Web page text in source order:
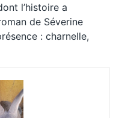
l’histoire a
de Séverine
: charnelle,